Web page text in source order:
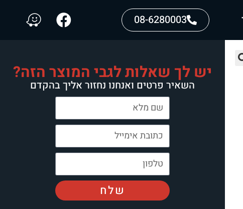
08-6280003
יש לך שאלות לגבי המוצר הזה?
השאיר פרטים ואנחנו נחזור אליך בהקדם
שלח